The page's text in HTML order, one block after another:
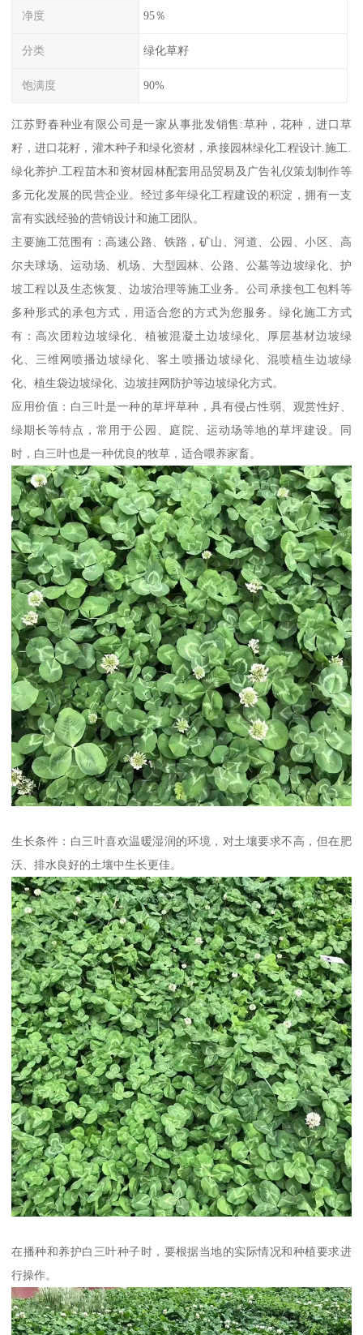
净度 95％
分类 绿化草籽
饱满度 90%
江苏野春种业有限公司是一家从事批发销售:草种，花种，进口草
籽，进口花籽，灌木种子和绿化资材，承接园林绿化工程设计.施工.
绿化养护.工程苗木和资材园林配套用品贸易及广告礼仪策划制作等
多元化发展的民营企业。经过多年绿化工程建设的积淀，拥有一支
富有实践经验的营销设计和施工团队。
主要施工范围有：高速公路、铁路，矿山、河道、公园、小区、高
尔夫球场、运动场、机场、大型园林、公路、公墓等边坡绿化、护
坡工程以及生态恢复、边坡治理等施工业务。公司承接包工包料等
多种形式的承包方式，用适合您的方式为您服务。绿化施工方式
有：高次团粒边坡绿化、植被混凝土边坡绿化、厚层基材边坡绿
化、三维网喷播边坡绿化、客土喷播边坡绿化、混喷植生边坡绿
化、植生袋边坡绿化、边坡挂网防护等边坡绿化方式。
应用价值：白三叶是一种的草坪草种，具有侵占性弱、观赏性好、
绿期长等特点，常用于公园、庭院、运动场等地的草坪建设。同
时，白三叶也是一种优良的牧草，适合喂养家畜。
生长条件：白三叶喜欢温暖湿润的环境，对土壤要求不高，但在肥
沃、排水良好的土壤中生长更佳。
在播种和养护白三叶种子时，要根据当地的实际情况和种植要求进
行操作。